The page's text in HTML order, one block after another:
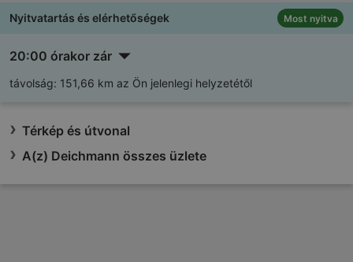
Nyitvatartás és elérhetőségek Most nyitva
20:00 órakor zár
távolság: 151,66 km az Ön jelenlegi helyzetétől
Térkép és útvonal
A(z) Deichmann összes üzlete